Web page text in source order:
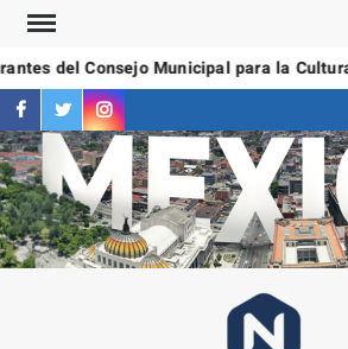
Saltar
contenidodel Consejo Municipal para la Cultura
facebook
twitterinstagram